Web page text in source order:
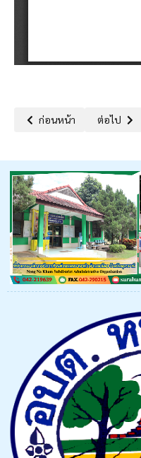
เนื้อหาก่อนหน้า: แผนการด
ก่อนหน้า เนื้อหาถัด
ต่อไป